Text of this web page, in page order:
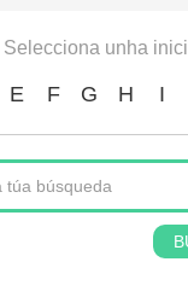
Selecciona unha
E F G H I